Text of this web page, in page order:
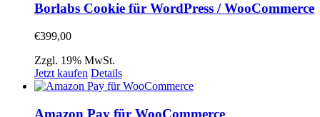
Borlabs Cookie für WordPress / WooCommerce
€399,00
Zzgl. 19% MwSt.
Jetzt kaufen Details
Amazon Pay für WooCommerce